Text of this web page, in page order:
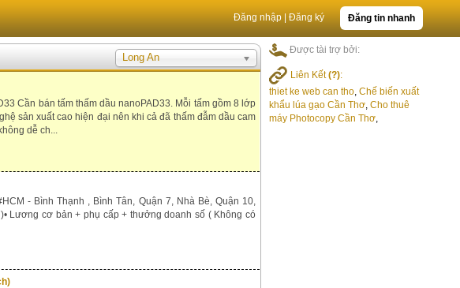
Đăng tin nhanh
Đăng nhập Đăng ký
Được tài trợ bởi:
Liên Kết(?):
thiet ke web can tho, Chế biến xuất
khẩu lúa gạo Cần Thơ, Cho thuê
máy Photocopy Cần Thơ,
Long An
Cần bán tấm thấm dầu nanoPAD33. Mỗi tấm gồm 8 lớp
sản xuất cao hiện đại nên khi cả đã thấm đẫm dầu cam
dễ ch...
- Bình Thạnh , Bình Tân, Quận 7, Nhà Bè, Quận 10,
Lương cơ bản + phụ cấp + thưởng doanh số ( Không có